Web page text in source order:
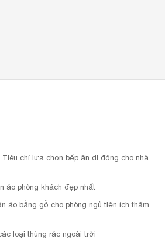
chí lựa chọn bếp ăn di động cho nhà
áo phòng khách đẹp nhất
áo bằng gỗ cho phòng ngủ tiện ích thẩm
loại thùng rác ngoài trời